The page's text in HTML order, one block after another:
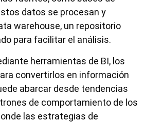
datos se procesan y
warehouse, un repositorio
para facilitar el análisis.
herramientas de BI, los
convertirlos en información
abarcar desde tendencias
de comportamiento de los
las estrategias de